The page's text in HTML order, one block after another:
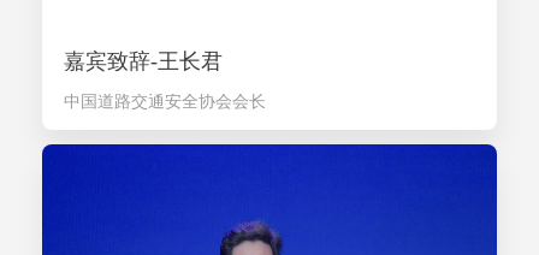
嘉宾致辞-王长君
中国道路交通安全协会会长